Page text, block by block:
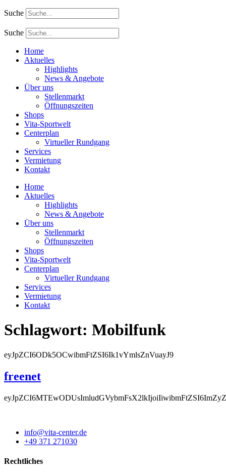
Suche
Suche
Home
Aktuelles
Highlights
News & Angebote
Über uns
Stellenmarkt
Öffnungszeiten
Shops
Vita-Sportwelt
Centerplan
Virtueller Rundgang
Services
Vermietung
Kontakt
Home
Aktuelles
Highlights
News & Angebote
Über uns
Stellenmarkt
Öffnungszeiten
Shops
Vita-Sportwelt
Centerplan
Virtueller Rundgang
Services
Vermietung
Kontakt
Schlagwort: Mobilfunk
eyJpZCI6ODk5OCwibmFtZSI6Ik1vYmlsZnVuayJ9
freenet
info@vita-center.de
+49 371 271030
Rechtliches